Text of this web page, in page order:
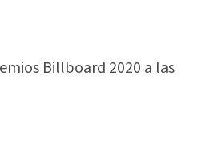
Billboard 2020 a las